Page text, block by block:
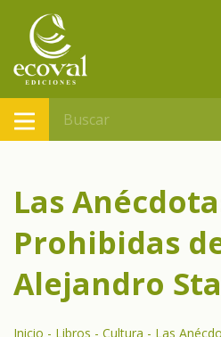
Las
Prohibidas
Alejandro
Inicio - Libros - Cultura - Las